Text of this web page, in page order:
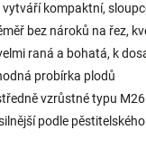
vytváří kompaktní,
bez nároků na řez,
raná a bohatá, k
probírka plodů
vzrůstné typu
podle